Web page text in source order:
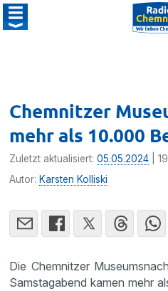
Chemnitzer
mehr als 10.000
Zuletzt aktualisiert:05.05.2024 |
Autor: Karsten Kolliski
Die Chemnitzer
Samstagabend kamen mehr